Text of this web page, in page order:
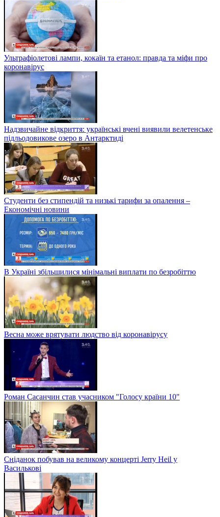
Ультрафіолетові лампи, кокаїн та етанол: правда та міфи про
коронавірус
Надзвичайне відкриття: українські вчені виявили велетенське
підльодовикове озеро в Антарктиді
Студенти без стипендій та низькі тарифи за опалення –
Економічні новини
В Україні збільшилися мінімальні виплати по безробіттю
Весна може врятувати людство від коронавірусу
Роман Сасанчин став учасником "Голосу країни 10"
Сніданок побував на великому концерті Jerry Heil у
Василькові